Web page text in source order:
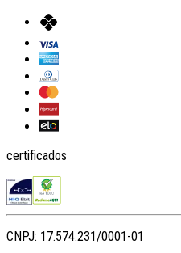
certificados
CNPJ: 17.574.231/0001-01